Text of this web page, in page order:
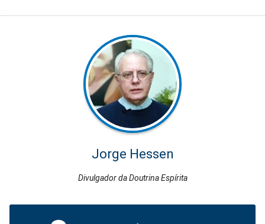
Jorge Hessen
Divulgador da Doutrina Espírita